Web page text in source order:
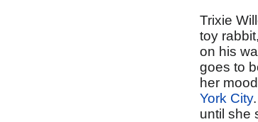
Trixie
toy
on his
goes to
her
York City
until she